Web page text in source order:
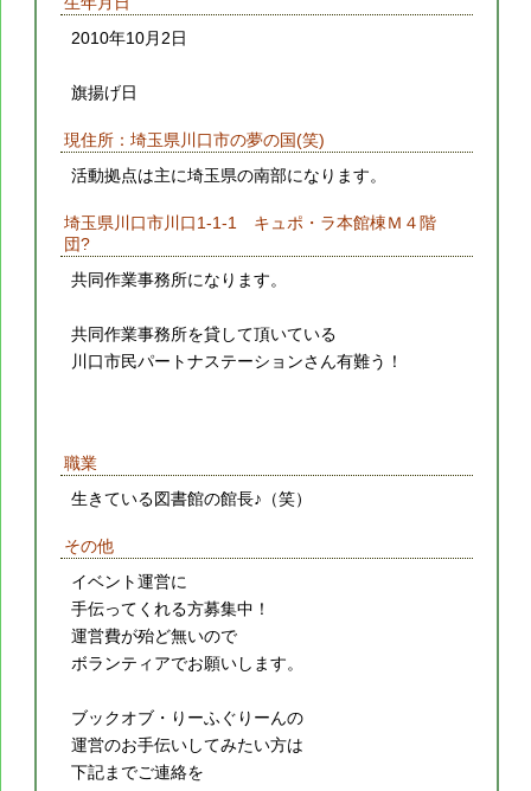
2010年10月2日
旗揚げ日
現住所：埼玉県川口市の夢の国(笑)
活動拠点は主に埼玉県の南部になります。
埼玉県川口市川口1-1-1 キュポ・ラ本館棟Ｍ４階
団?
共同作業事務所になります。
共同作業事務所を貸して頂いている
川口市民パートナステーションさん有難う！
職業
生きている図書館の館長♪（笑）
その他
イベント運営に
手伝ってくれる方募集中！
運営費が殆ど無いので
ボランティアでお願いします。
ブックオブ・りーふぐりーんの
運営のお手伝いしてみたい方は
下記までご連絡を